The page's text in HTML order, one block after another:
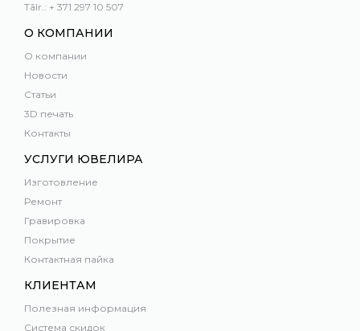
Tālr.: + 371 297 10 507
О КОМПАНИИ
О компании
Новости
Статьи
3D печать
Контакты
УСЛУГИ ЮВЕЛИРА
Изготовление
Ремонт
Гравировка
Покрытие
Контактная пайка
КЛИЕНТАМ
Полезная информация
Система скидок